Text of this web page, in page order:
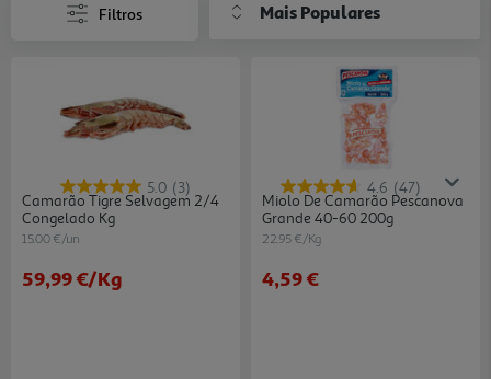
Filtros Mais Populares
5.0 (3)
Camarão Tigre Selvagem 2/4
Congelado Kg
15.00 €/un
59,99 €/Kg
4.6 (47)
Miolo De Camarão Pescanova
Grande 40-60 200g
22.95 €/Kg
4,59 €